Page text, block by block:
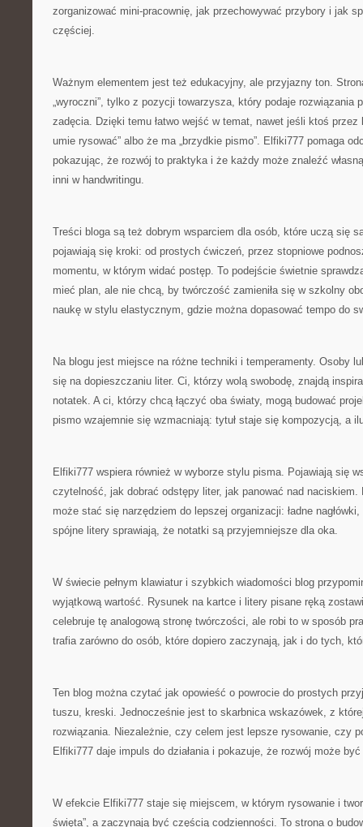
zorganizować mini-pracownię, jak przechowywać przybory i jak
częściej.
Ważnym elementem jest też edukacyjny, ale przyjazny ton.
„wyroczni”, tylko z pozycji towarzysza, który podaje rozwiązania
zadęcia. Dzięki temu łatwo wejść w temat, nawet jeśli ktoś przez
umie rysować” albo że ma „brzydkie pismo”. Elfiki777 pomaga
pokazując, że rozwój to praktyka i że każdy może znaleźć
inni w handwritingu.
Treści bloga są też dobrym wsparciem dla osób, które uczą się
pojawiają się kroki: od prostych ćwiczeń, przez stopniowe
momentu, w którym widać postęp. To podejście świetnie
mieć plan, ale nie chcą, by twórczość zamieniła się w szkolny
naukę w stylu elastycznym, gdzie można dopasować tempo do
Na blogu jest miejsce na różne techniki i temperamenty. Osoby
się na dopieszczaniu liter. Ci, którzy wolą swobodę, znajdą
notatek. A ci, którzy chcą łączyć oba światy, mogą budować
pismo wzajemnie się wzmacniają: tytuł staje się kompozycją, a
Elfiki777 wspiera również w wyborze stylu pisma. Pojawiają się
czytelność, jak dobrać odstępy liter, jak panować nad naciskiem.
może stać się narzędziem do lepszej organizacji: ładne
spójne litery sprawiają, że notatki są przyjemniejsze dla oka.
W świecie pełnym klawiatur i szybkich wiadomości blog
wyjątkową wartość. Rysunek na kartce i litery pisane ręką
celebruje tę analogową stronę twórczości, ale robi to w sposób
trafia zarówno do osób, które dopiero zaczynają, jak i do tych,
Ten blog można czytać jak opowieść o powrocie do prostych
tuszu, kreski. Jednocześnie jest to skarbnica wskazówek, z
rozwiązania. Niezależnie, czy celem jest lepsze rysowanie, czy
Elfiki777 daje impuls do działania i pokazuje, że rozwój może
W efekcie Elfiki777 staje się miejscem, w którym rysowanie i
święta”, a zaczynają być częścią codzienności. To strona o